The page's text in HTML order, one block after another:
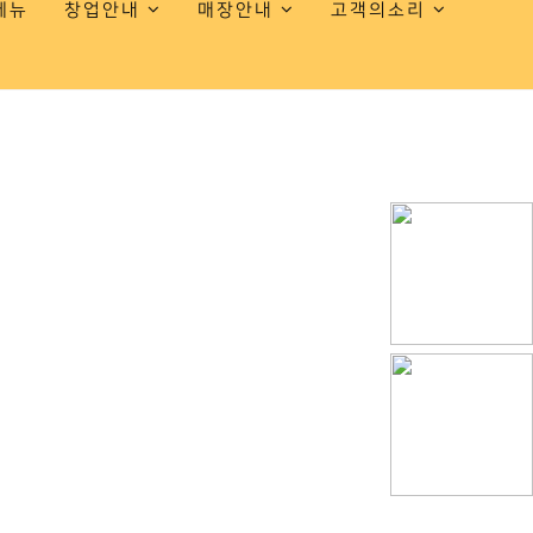
뉴 창업안내 매장안내 고객의소리